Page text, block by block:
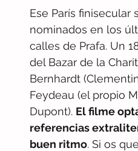
Ese París
nominados en los
calles de Prafa. Un
del Bazar de la
Bernhardt
Feydeau (el propio
Dupont). El filme
referencias
buen ritmo. Si os